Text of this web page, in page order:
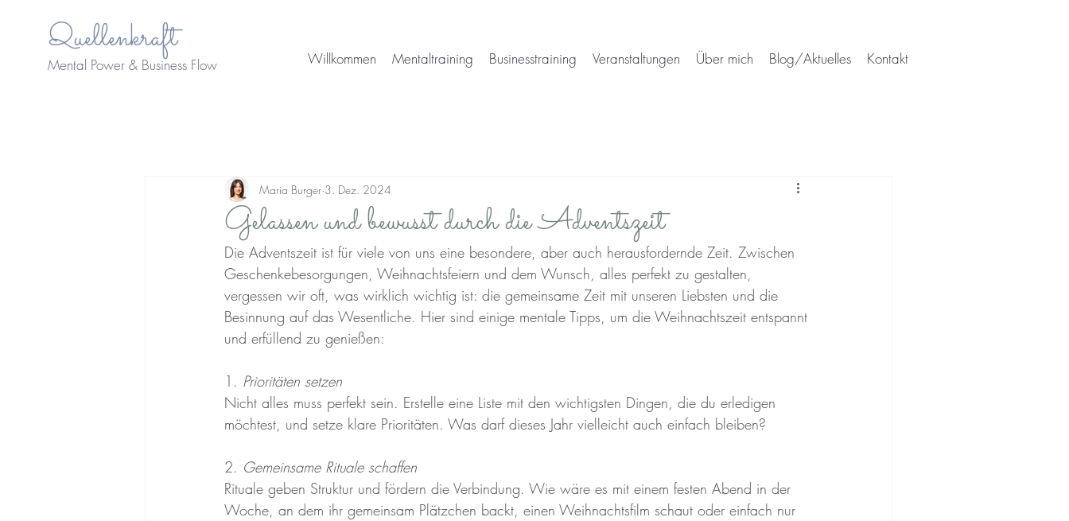
Quellenkraft
Mental Power & Business Flow Willkommen Mentaltraining Businesstraining Veranstaltungen Über mich Blog/Aktuelles Kontakt
Gelassen und bewusst durch die Adventszeit
Maria Burger 3. Dez. 2024
Die Adventszeit ist für viele von uns eine besondere, aber auch herausfordernde Zeit. Zwischen
Geschenkebesorgungen, Weihnachtsfeiern und dem Wunsch, alles perfekt zu gestalten,
vergessen wir oft, was wirklich wichtig ist: die gemeinsame Zeit mit unseren Liebsten und die
Besinnung auf das Wesentliche. Hier sind einige mentale Tipps, um die Weihnachtszeit entspannt
und erfüllend zu genießen:
1. Prioritäten setzen
Nicht alles muss perfekt sein. Erstelle eine Liste mit den wichtigsten Dingen, die du erledigen
möchtest, und setze klare Prioritäten. Was darf dieses Jahr vielleicht auch einfach bleiben?
2. Gemeinsame Rituale schaffen
Rituale geben Struktur und fördern die Verbindung. Wie wäre es mit einem festen Abend in der
Woche, an dem ihr gemeinsam Plätzchen backt, einen Weihnachtsfilm schaut oder einfach nur